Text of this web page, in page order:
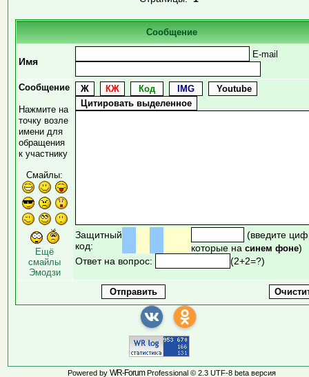
Сообщение
Имя
E-mail
Сообщение
Нажмите на
точку возле
имени для
обращения
к участнику
Смайлы:
Ещё
смайлы
Эмодзи
Защитный
код:
(введите
которые на синем фоне)
Ответ на вопрос:
(2+2=?)
Powered by WR-ForumProfessional © 2.3 UTF-8 beta версия